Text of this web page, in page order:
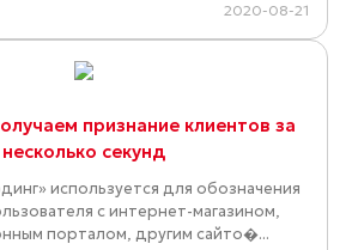
2020-08-21
признание клиентов за
несколько секунд
используется для обозначения
с интернет-магазином,
порталом, другим сайто�...